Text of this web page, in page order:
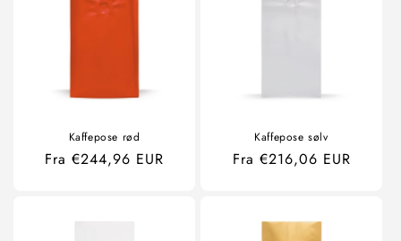
Kaffepose rød
Ordinær
Fra €244,96 EUR
Kaffepose sølv
Ordinær
Fra €216,06 EUR